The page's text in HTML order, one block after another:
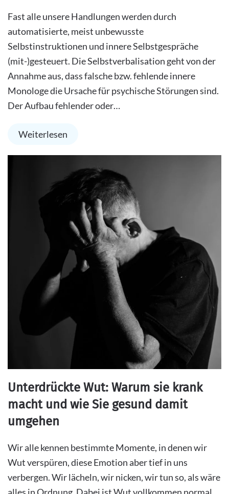
Fast alle unsere Handlungen werden durch
automatisierte, meist unbewusste
Selbstinstruktionen und innere Selbstgespräche
(mit-)gesteuert. Die Selbstverbalisation geht von der
Annahme aus, dass falsche bzw. fehlende innere
Monologe die Ursache für psychische Störungen sind.
Der Aufbau fehlender oder…
Weiterlesen
Unterdrückte Wut: Warum sie krank
macht und wie Sie gesund damit
umgehen
Wir alle kennen bestimmte Momente, in denen wir
Wut verspüren, diese Emotion aber tief in uns
verbergen. Wir lächeln, wir nicken, wir tun so, als wäre